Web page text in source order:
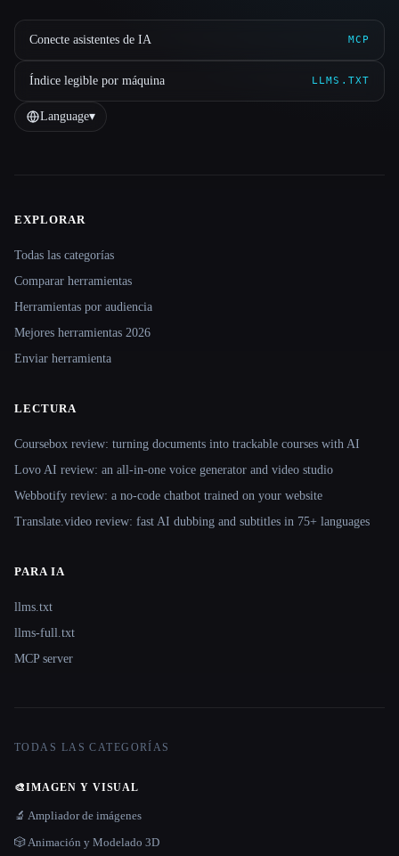
Conecte asistentes de IA MCP
Índice legible por máquina LLMS.TXT
Language▾
Site navigation
EXPLORAR
Todas las categorías
Comparar herramientas
Herramientas por audiencia
Mejores herramientas 2026
Enviar herramienta
LECTURA
Coursebox review: turning documents into trackable courses with AI
Lovo AI review: an all-in-one voice generator and video studio
Webbotify review: a no-code chatbot trained on your website
Translate.video review: fast AI dubbing and subtitles in 75+ languages
PARA IA
llms.txt
llms-full.txt
MCP server
TODAS LAS CATEGORÍAS
🎨IMAGEN Y VISUAL
🔬 Ampliador de imágenes
🎲 Animación y Modelado 3D